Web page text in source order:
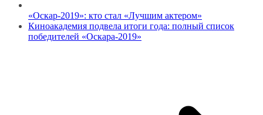
«Оскар-2019»: кто стал «Лучшим актером»
Киноакадемия подвела итоги года: полный список
победителей «Оскара-2019»